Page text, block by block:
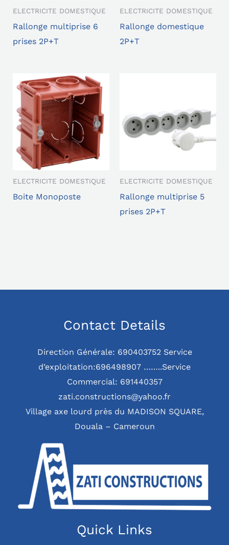
ELECTRICITE DOMESTIQUE
Rallonge multiprise 6
prises 2P+T
ELECTRICITE DOMESTIQUE
Rallonge domestique
2P+T
ELECTRICITE DOMESTIQUE
Boite Monoposte
ELECTRICITE DOMESTIQUE
Rallonge multiprise 5
prises 2P+T
Contact Details
Direction Générale: 690403752 Service
d’exploitation:696498907 ……..Service
Commercial: 691440357
zati.constructions@yahoo.fr
Village axe lourd près du MADISON SQUARE,
Douala – Cameroun
Quick Links